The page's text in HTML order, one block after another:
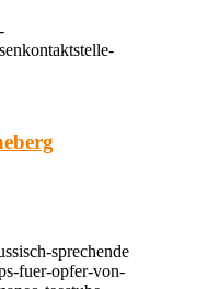
sprechende
fuer-opfer-von-